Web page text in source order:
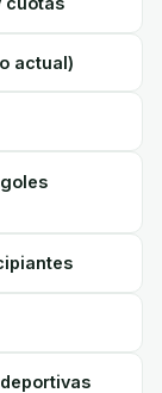
actual)